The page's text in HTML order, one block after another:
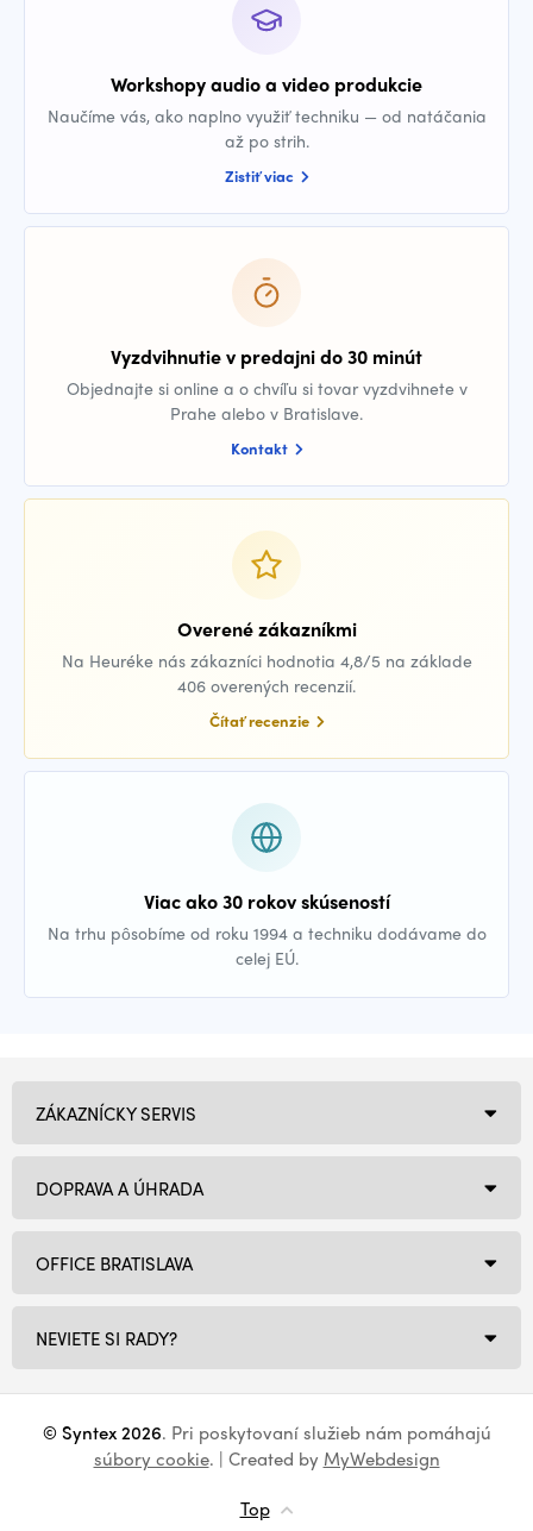
Workshopy audio a video produkcie
Naučíme vás, ako naplno využiť techniku — od natáčania
až po strih.
Zistiť viac
Vyzdvihnutie v predajni do 30 minút
Objednajte si online a o chvíľu si tovar vyzdvihnete v
Prahe alebo v Bratislave.
Kontakt
Overené zákazníkmi
Na Heuréke nás zákazníci hodnotia 4,8/5 na základe
406 overených recenzií.
Čítať recenzie
Viac ako 30 rokov skúseností
Na trhu pôsobíme od roku 1994 a techniku dodávame do
celej EÚ.
OFFICE BRATISLAVA
NEVIETE SI RADY?
ZÁKAZNÍCKY SERVIS
DOPRAVA A ÚHRADA
© Syntex 2026. Pri poskytovaní služieb nám pomáhajú
súbory cookie. | Created by MyWebdesign
Top